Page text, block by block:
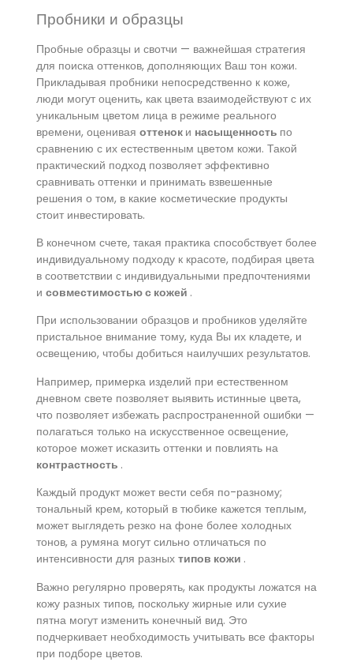
Пробники и образцы
Пробные образцы и свотчи — важнейшая стратегия
для поиска оттенков, дополняющих Ваш тон кожи.
Прикладывая пробники непосредственно к коже,
люди могут оценить, как цвета взаимодействуют с их
уникальным цветом лица в режиме реального
времени, оценивая оттенок и насыщенность по
сравнению с их естественным цветом кожи. Такой
практический подход позволяет эффективно
сравнивать оттенки и принимать взвешенные
решения о том, в какие косметические продукты
стоит инвестировать.
В конечном счете, такая практика способствует более
индивидуальному подходу к красоте, подбирая цвета
в соответствии с индивидуальными предпочтениями
и совместимостью с кожей .
При использовании образцов и пробников уделяйте
пристальное внимание тому, куда Вы их кладете, и
освещению, чтобы добиться наилучших результатов.
Например, примерка изделий при естественном
дневном свете позволяет выявить истинные цвета,
что позволяет избежать распространенной ошибки —
полагаться только на искусственное освещение,
которое может исказить оттенки и повлиять на
контрастность .
Каждый продукт может вести себя по-разному;
тональный крем, который в тюбике кажется теплым,
может выглядеть резко на фоне более холодных
тонов, а румяна могут сильно отличаться по
интенсивности для разных типов кожи .
Важно регулярно проверять, как продукты ложатся на
кожу разных типов, поскольку жирные или сухие
пятна могут изменить конечный вид. Это
подчеркивает необходимость учитывать все факторы
при подборе цветов.